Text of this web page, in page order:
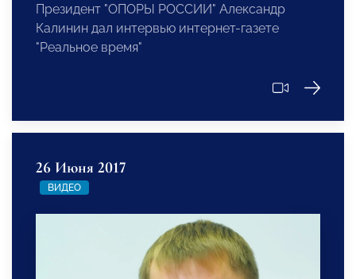
Президент "ОПОРЫ РОССИИ" Александр
Калинин дал интервью интернет-газете
"Реальное время"
26 Июня 2017
ВИДЕО